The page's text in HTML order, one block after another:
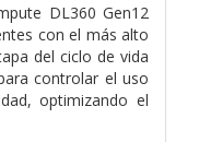
DL360 Gen12
con el más alto
del ciclo de vida
controlar el uso
optimizando el